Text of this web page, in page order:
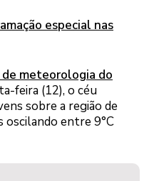
especial nas
de meteorologia do
feira (12), o céu
sobre a região de
entre 9°C